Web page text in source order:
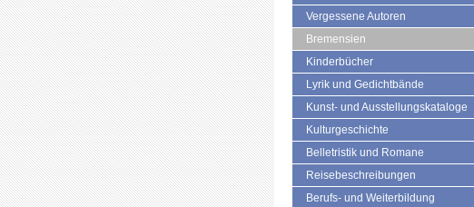
Vergessene Autoren
Bremensien
Kinderbücher
Lyrik und Gedichtbände
Kunst- und Ausstellungskataloge
Kulturgeschichte
Belletristik und Romane
Reisebeschreibungen
Berufs- und Weiterbildung